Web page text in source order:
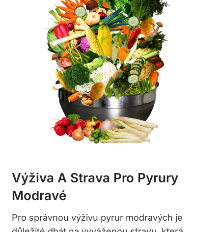
Výživa A Strava Pro Pyrury
Modravé
Pro správnou výživu pyrur modravých je